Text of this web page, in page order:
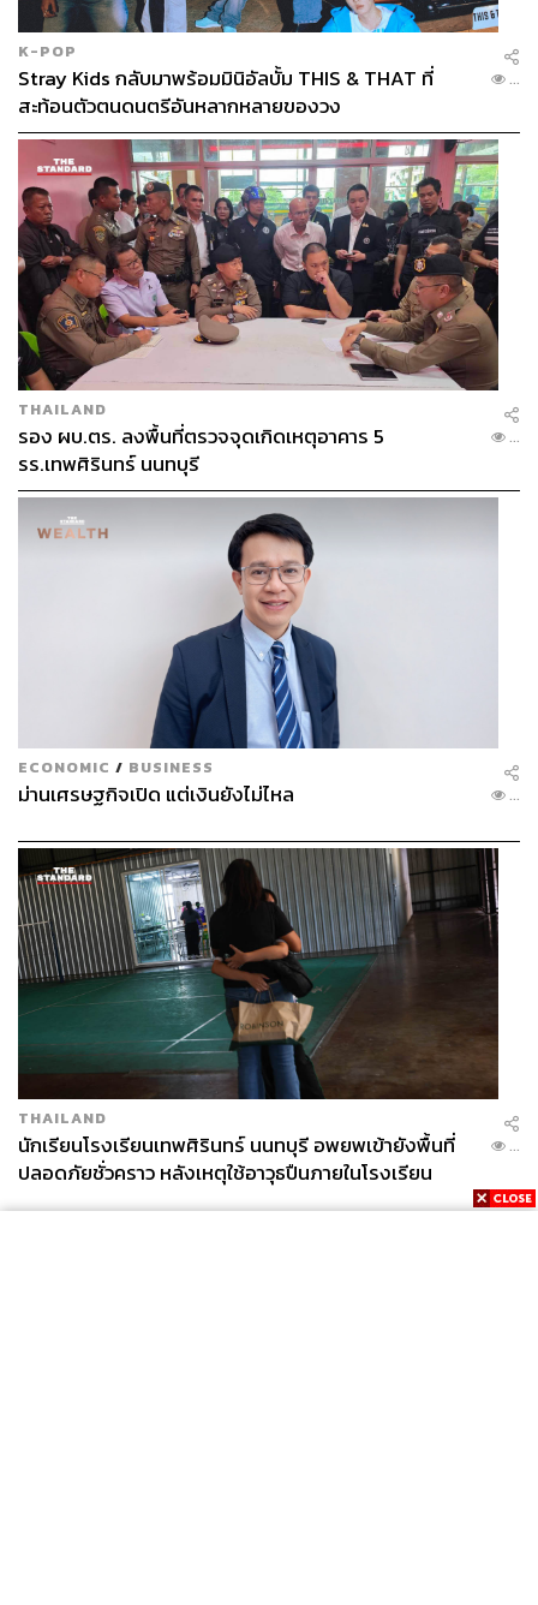
K-POP
Stray Kids กลับมาพร้อมมินิอัลบั้ม THIS & THAT ที่
สะท้อนตัวตนดนตรีอันหลากหลายของวง
...
THAILAND
รอง ผบ.ตร. ลงพื้นที่ตรวจจุดเกิดเหตุอาคาร 5
รร.เทพศิรินทร์ นนทบุรี
...
ECONOMIC / BUSINESS
ม่านเศรษฐกิจเปิด แต่เงินยังไม่ไหล ...
THAILAND
นักเรียนโรงเรียนเทพศิรินทร์ นนทบุรี อพยพเข้ายังพื้นที่
ปลอดภัยชั่วคราว หลังเหตุใช้อาวุธปืนภายในโรงเรียน
คลี่คลาย
...